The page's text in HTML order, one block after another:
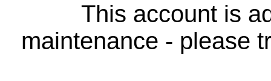
This account is
maintenance - please